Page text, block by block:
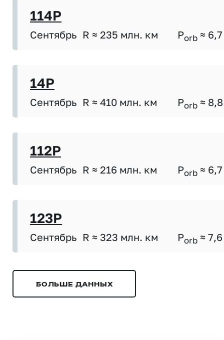
114P
Сентябрь R ≈ 235 млн. км Porb ≈ 6,7
14P
Сентябрь R ≈ 410 млн. км Porb ≈ 8,8
112P
Сентябрь R ≈ 216 млн. км Porb ≈ 6,7
123P
Сентябрь R ≈ 323 млн. км Porb ≈ 7,6
БОЛЬШЕ ДАННЫХ